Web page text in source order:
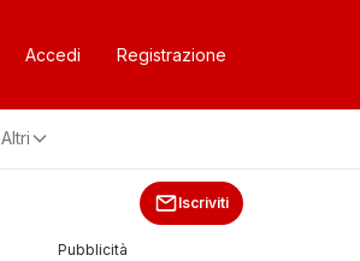
Accedi Registrazione
Altri
Iscriviti
Pubblicità